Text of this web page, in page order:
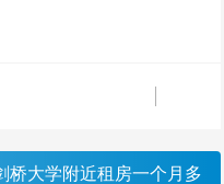
桥大学附近租房一个月多